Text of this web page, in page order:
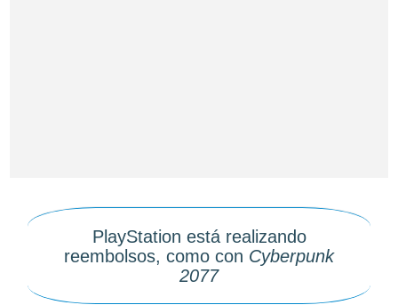
PlayStation está realizando
reembolsos, como con Cyberpunk
2077